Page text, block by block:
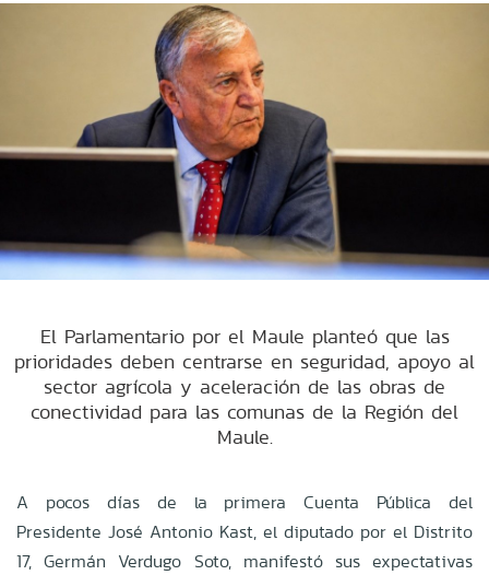
El Parlamentario por el Maule planteó que las
prioridades deben centrarse en seguridad, apoyo al
sector agrícola y aceleración de las obras de
conectividad para las comunas de la Región del
Maule.
A pocos días de la primera Cuenta Pública del
Presidente José Antonio Kast, el diputado por el Distrito
17, Germán Verdugo Soto, manifestó sus expectativas